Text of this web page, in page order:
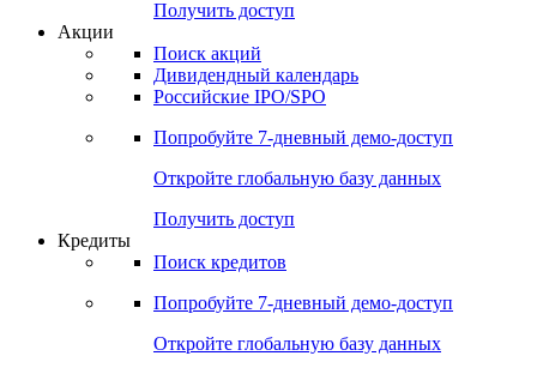
Получить доступ
Акции
Поиск акций
Дивидендный календарь
Российские IPO/SPO
Попробуйте 7-дневный демо-доступ
Откройте глобальную базу данных
Получить доступ
Кредиты
Поиск кредитов
Попробуйте 7-дневный демо-доступ
Откройте глобальную базу данных